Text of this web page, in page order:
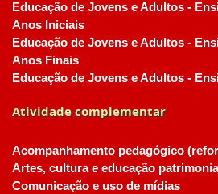
Educação de Jovens e Adultos -
Anos Iniciais
Educação de Jovens e Adultos -
Anos Finais
Educação de Jovens e Adultos -
Atividade complementar
Acompanhamento pedagógico
Artes, cultura e educação
Comunicação e uso de mídias